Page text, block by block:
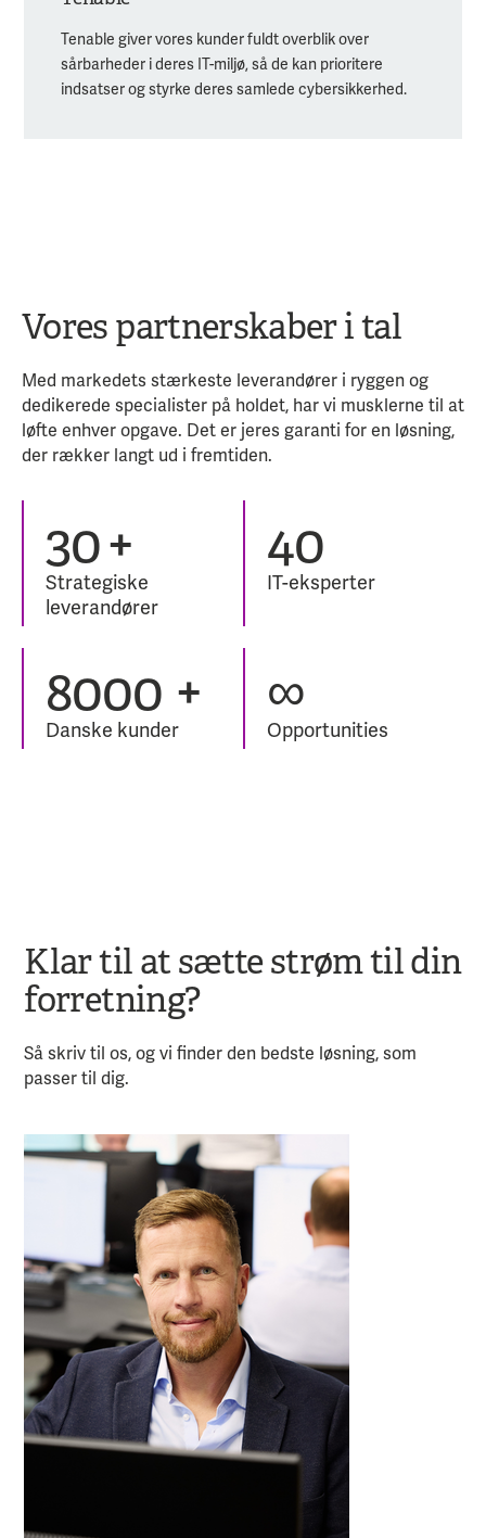
Tenable giver vores kunder fuldt overblik over
sårbarheder i deres IT-miljø, så de kan prioritere
indsatser og styrke deres samlede cybersikkerhed.
Vores partnerskaber i tal
Med markedets stærkeste leverandører i ryggen og
dedikerede specialister på holdet, har vi musklerne til at
løfte enhver opgave. Det er jeres garanti for en løsning,
der rækker langt ud i fremtiden.
43+
Strategiske
leverandører
40
IT-eksperter
8000 +
Danske kunder
∞
Opportunities
Klar til at sætte strøm til din
forretning?
Så skriv til os, og vi finder den bedste løsning, som
passer til dig.